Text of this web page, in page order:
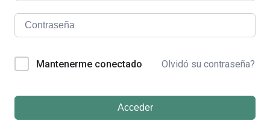
Mantenerme conectado Olvidó su contraseña?
Acceder